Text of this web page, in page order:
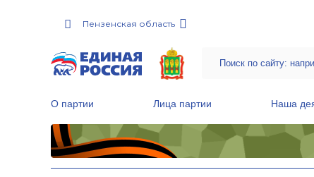
Пензенская область
О партии Лица партии Наша